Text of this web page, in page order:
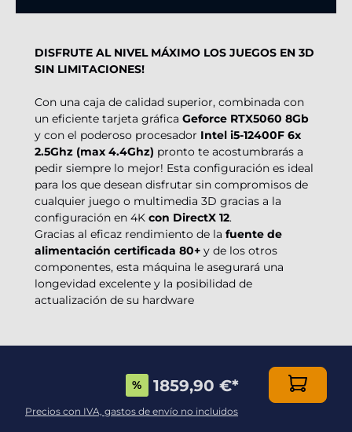
DISFRUTE AL NIVEL MÁXIMO LOS JUEGOS EN 3D
SIN LIMITACIONES!
Con una caja de calidad superior, combinada con
un eficiente tarjeta gráfica Geforce RTX5060 8Gb
y con el poderoso procesador Intel i5-12400F 6x
2.5Ghz (max 4.4Ghz) pronto te acostumbrarás a
pedir siempre lo mejor! Esta configuración es ideal
para los que desean disfrutar sin compromisos de
cualquier juego o multimedia 3D gracias a la
configuración en 4K con DirectX 12.
Gracias al eficaz rendimiento de la fuente de
alimentación certificada 80+ y de los otros
componentes, esta máquina le asegurará una
longevidad excelente y la posibilidad de
actualización de su hardware
% 1859,90 €*
Precios con IVA, gastos de envío no incluidos